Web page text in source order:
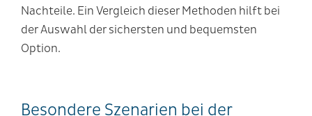
Nachteile. Ein Vergleich dieser Methoden hilft bei
der Auswahl der sichersten und bequemsten
Option.
Besondere Szenarien bei der